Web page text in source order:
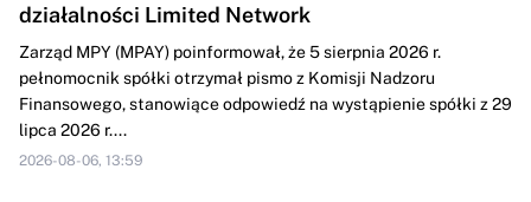
działalności Limited Network
Zarząd MPY (MPAY) poinformował, że 5 sierpnia 2026 r.
pełnomocnik spółki otrzymał pismo z Komisji Nadzoru
Finansowego, stanowiące odpowiedź na wystąpienie spółki z 29
lipca 2026 r....
2026-08-06, 13:59